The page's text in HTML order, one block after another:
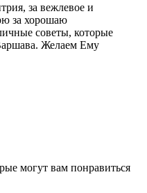
за вежлевое и
за хорошаю
советы, которые
Желаем Ему
могут вам понравиться